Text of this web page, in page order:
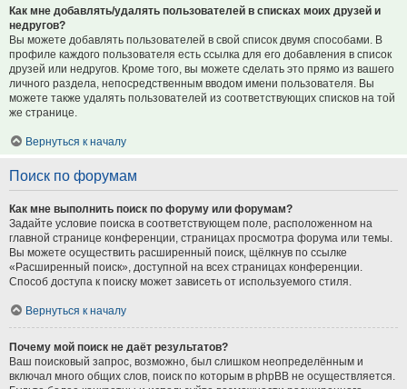
Как мне добавлять/удалять пользователей в списках моих друзей и
недругов?
Вы можете добавлять пользователей в свой список двумя способами. В
профиле каждого пользователя есть ссылка для его добавления в список
друзей или недругов. Кроме того, вы можете сделать это прямо из вашего
личного раздела, непосредственным вводом имени пользователя. Вы
можете также удалять пользователей из соответствующих списков на той
же странице.
Вернуться к началу
Поиск по форумам
Как мне выполнить поиск по форуму или форумам?
Задайте условие поиска в соответствующем поле, расположенном на
главной странице конференции, страницах просмотра форума или темы.
Вы можете осуществить расширенный поиск, щёлкнув по ссылке
«Расширенный поиск», доступной на всех страницах конференции.
Способ доступа к поиску может зависеть от используемого стиля.
Вернуться к началу
Почему мой поиск не даёт результатов?
Ваш поисковый запрос, возможно, был слишком неопределённым и
включал много общих слов, поиск по которым в phpBB не осуществляется.